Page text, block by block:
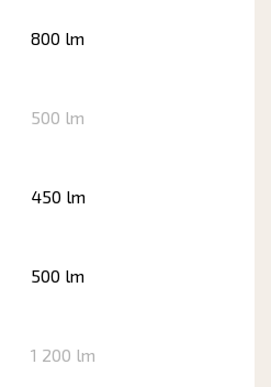
800 lm
500 lm
450 lm
500 lm
1 200 lm